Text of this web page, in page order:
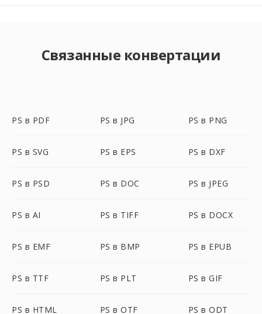
Связанные конвертации
PS в PDF PS в JPG PS в PNG
PS в SVG PS в EPS PS в DXF
PS в PSD PS в DOC PS в JPEG
PS в AI PS в TIFF PS в DOCX
PS в EMF PS в BMP PS в EPUB
PS в TTF PS в PLT PS в GIF
PS в HTML PS в OTF PS в ODT